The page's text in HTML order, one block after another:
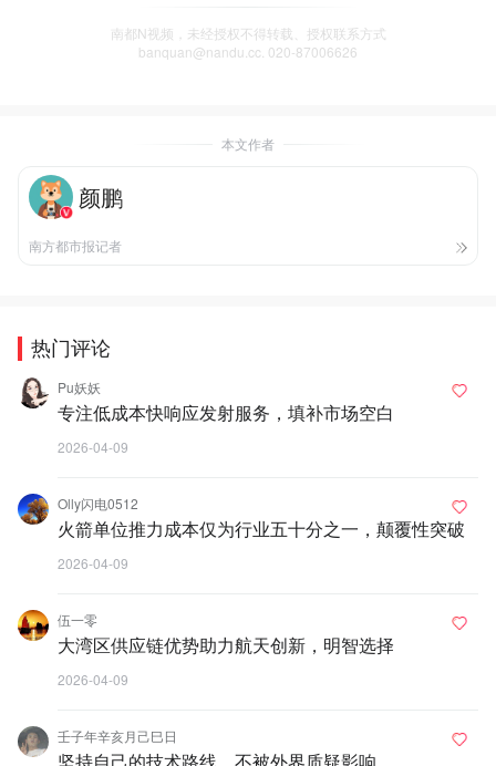
南都N视频，未经授权不得转载、授权联系方式
banquan@nandu.cc. 020-87006626
本文作者
颜鹏
南方都市报记者
热门评论
Pu妖妖
专注低成本快响应发射服务，填补市场空白
2026-04-09
Olly闪电0512
火箭单位推力成本仅为行业五十分之一，颠覆性突破
2026-04-09
伍一零
大湾区供应链优势助力航天创新，明智选择
2026-04-09
壬子年辛亥月己巳日